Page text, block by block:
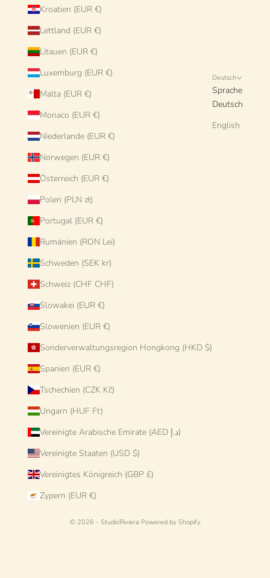
Kroatien (EUR €)
Lettland (EUR €)
Litauen (EUR €)
Luxemburg (EUR €)
Malta (EUR €)
Monaco (EUR €)
Niederlande (EUR €)
Norwegen (EUR €)
Österreich (EUR €)
Polen (PLN zł)
Portugal (EUR €)
Rumänien (RON Lei)
Schweden (SEK kr)
Schweiz (CHF CHF)
Slowakei (EUR €)
Slowenien (EUR €)
Sonderverwaltungsregion Hongkong (HKD $)
Spanien (EUR €)
Tschechien (CZK Kč)
Ungarn (HUF Ft)
Vereinigte Arabische Emirate (AED د.إ)
Vereinigte Staaten (USD $)
Vereinigtes Königreich (GBP £)
Zypern (EUR €)
Deutsch
Sprache
Deutsch
English
© 2026 - StudioRiviera Powered by Shopify